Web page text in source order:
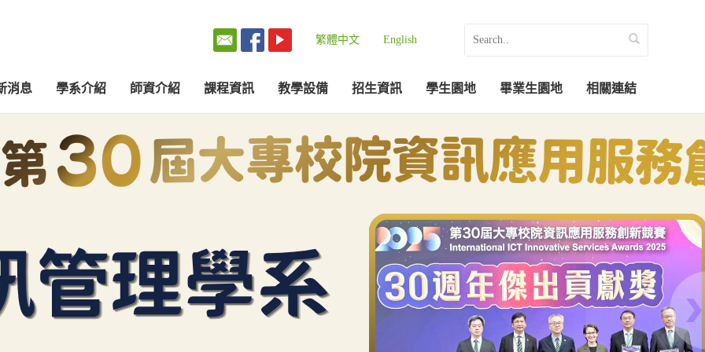
繁體中文 English
消息 學系介紹 師資介紹 課程資訊 教學設備 招生資訊 學生園地 畢業生園地 相關連結